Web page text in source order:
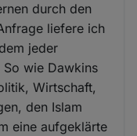
durch den
liefere ich
jeder
wie Dawkins
Wirtschaft,
den Islam
eine aufgeklärte